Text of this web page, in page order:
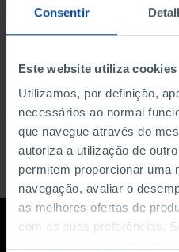
Consentir
Este website utiliza cookies
Utilizamos, por definição,
necessários ao normal
que navegue através do
autoriza a utilização de
permitem proporcionar uma
navegação, avaliar o
as melhores ofertas de
com as suas preferências.
DATA DE FIM